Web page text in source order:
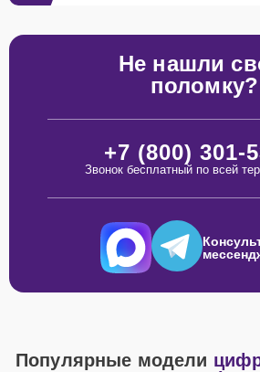
Не нашли
поломку?
+7 (800) 301-
Звонок бесплатный по всей
Популярные модели